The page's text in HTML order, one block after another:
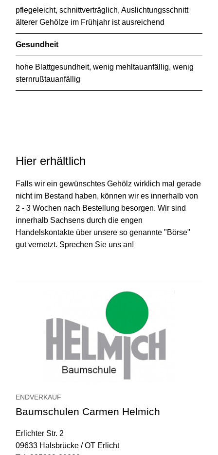
pflegeleicht, schnittverträglich, Auslichtungsschnitt
älterer Gehölze im Frühjahr ist ausreichend
Gesundheit
hohe Blattgesundheit, wenig mehltauanfällig, wenig
sternrußtauanfällig
Hier erhältlich
Falls wir ein gewünschtes Gehölz wirklich mal gerade
nicht im Bestand haben, können wir es innerhalb von
2 - 3 Wochen nach Bestellung besorgen. Wir sind
innerhalb Sachsens durch die engen
Handelskontakte über unsere so genannte "Börse"
gut vernetzt. Sprechen Sie uns an!
ENDVERKAUF
Baumschulen Carmen Helmich
Erlichter Str. 2
09633 Halsbrücke / OT Erlicht